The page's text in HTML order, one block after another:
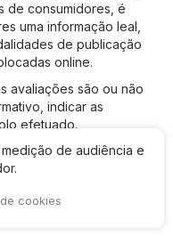
de consumidores, é
uma informação leal,
de publicação
online.
avaliações são ou não
indicar as
efetuado.
e as suas eventuais
avaliação online não
justificam a sua
de audiência e
cookies